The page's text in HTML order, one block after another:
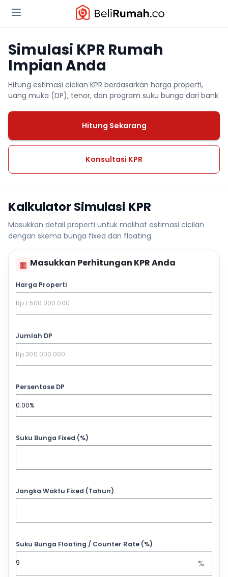
Simulasi KPR Rumah
Impian Anda
Hitung estimasi cicilan KPR berdasarkan harga properti,
uang muka (DP), tenor, dan program suku bunga dari bank.
Hitung Sekarang
Konsultasi KPR
Kalkulator Simulasi KPR
Masukkan detail properti untuk melihat estimasi cicilan
dengan skema bunga fixed dan floating.
▦ Masukkan Perhitungan KPR Anda
Harga Properti
Jumlah DP
Persentase DP
Suku Bunga Fixed (%)
Jangka Waktu Fixed (Tahun)
Suku Bunga Floating / Counter Rate (%)
%